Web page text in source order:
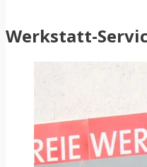
Werkstatt-